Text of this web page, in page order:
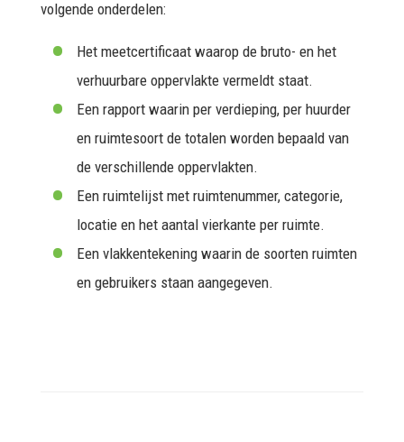
volgende onderdelen:
Het meetcertificaat waarop de bruto- en het
verhuurbare oppervlakte vermeldt staat.
Een rapport waarin per verdieping, per huurder
en ruimtesoort de totalen worden bepaald van
de verschillende oppervlakten.
Een ruimtelijst met ruimtenummer, categorie,
locatie en het aantal vierkante per ruimte.
Een vlakkentekening waarin de soorten ruimten
en gebruikers staan aangegeven.